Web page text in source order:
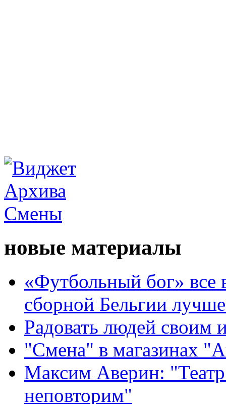
новые материалы
«Футбольный бог» все
сборной Бельгии
Радовать людей своим
"Смена" в магазинах
Максим Аверин:
неповторим"